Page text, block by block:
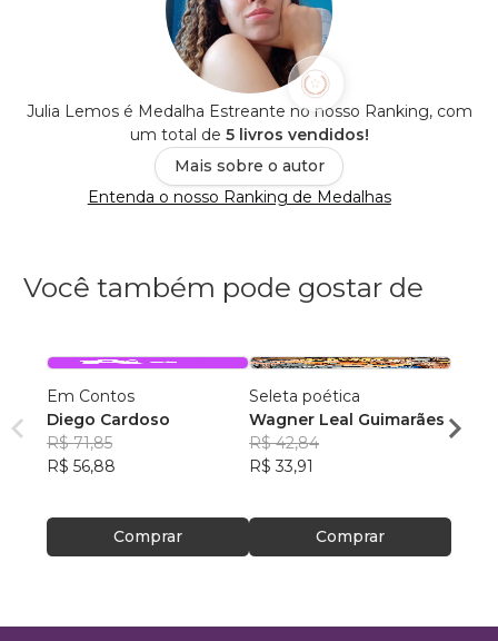
Julia Lemos é Medalha Estreante no nosso Ranking, com
um total de 5 livros vendidos!
Mais sobre o autor
Entenda o nosso Ranking de Medalhas
Você também pode gostar de
Em Contos
Diego Cardoso
R$ 71,85
R$ 56,88
Comprar
Seleta poética
Wagner Leal Guimarães
R$ 42,84
R$ 33,91
Comprar
ainda
Carla